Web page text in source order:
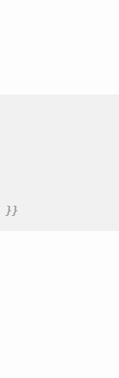
}}